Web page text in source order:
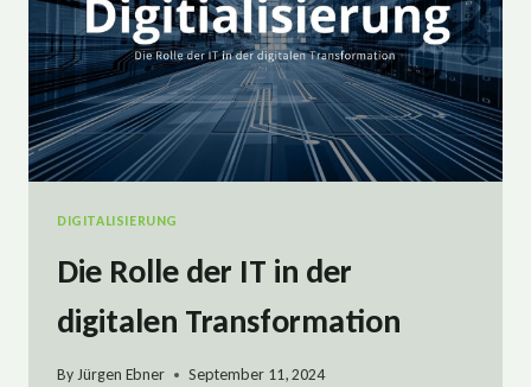
DIGITALISIERUNG
Die Rolle der IT in der
digitalen Transformation
ByJürgen Ebner September 11, 2024